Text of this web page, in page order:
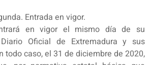
Entrada en vigor.
en vigor el mismo día de su
Oficial de Extremadura y sus
todo caso, el 31 de diciembre de 2020,